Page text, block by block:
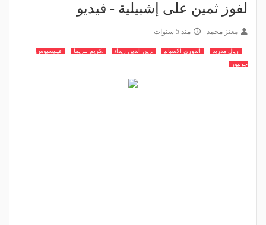
لفوز ثمين على إشبيلية - فيديو
معتز محمد منذ 5 سنوات
ريال مدريد الدوري الاسباني زين الدين زيدان كريم بنزيما
فينيسيوس
جونيور